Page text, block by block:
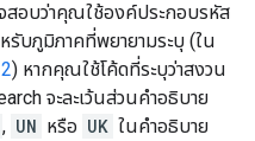
สอบว่าคุณใช้องค์ประกอบรหัส
รับภูมิภาคที่พยายามระบุ (ใน
) หากคุณใช้โค้ดที่ระบุว่าสงวน
จะละเว้นส่วนคำอธิบาย
, UN หรือ UK ในคำอธิบาย